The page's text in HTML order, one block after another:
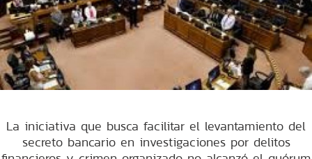
La iniciativa que busca facilitar el levantamiento del
secreto bancario en investigaciones por delitos